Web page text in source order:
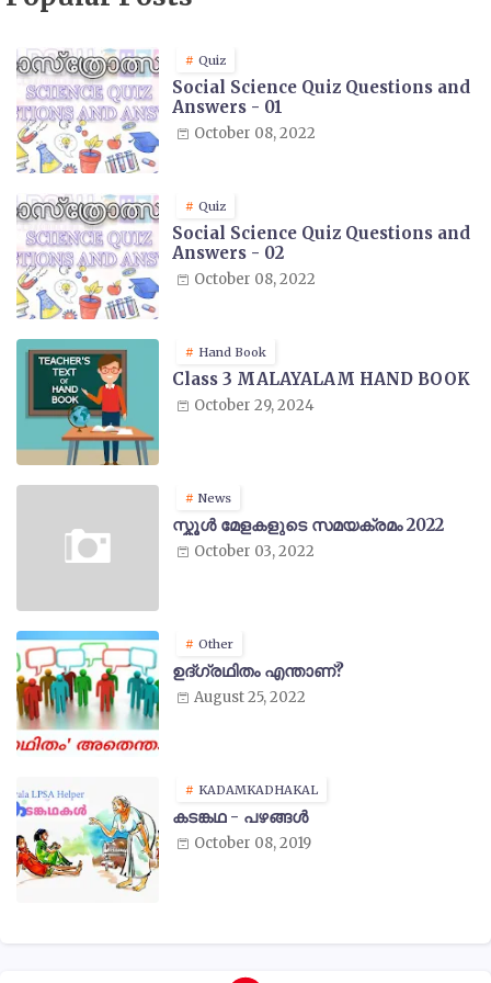
Quiz
Social Science Quiz Questions and
Answers - 01
October 08, 2022
Quiz
Social Science Quiz Questions and
Answers - 02
October 08, 2022
Hand Book
Class 3 MALAYALAM HAND BOOK
October 29, 2024
News
സ്കൂൾ മേളകളുടെ സമയക്രമം 2022
October 03, 2022
Other
ഉദ്ഗ്രഥിതം എന്താണ്?
August 25, 2022
KADAMKADHAKAL
കടങ്കഥ - പഴങ്ങൾ
October 08, 2019